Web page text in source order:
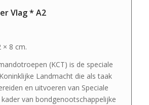
Vlag * A2
× 8 cm.
(KCT) is de speciale
Landmacht die als taak
en uitvoeren van Speciale
van bondgenootschappelijke